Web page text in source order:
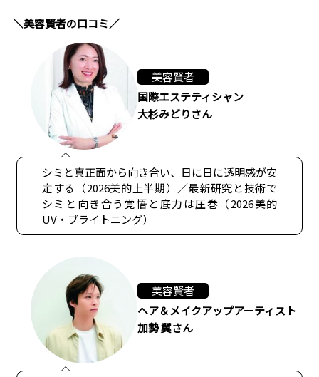
＼美容賢者の口コミ／
美容賢者
国際エステティシャン
大杉みどりさん
シミと真正面から向き合い、日に日に透明感が安
定する（2026美的上半期）／最新研究と技術で
シミと向き合う覚悟と底力は圧巻（2026美的
UV・ブライトニング）
美容賢者
ヘア＆メイクアップアーティスト
加勢 翼さん